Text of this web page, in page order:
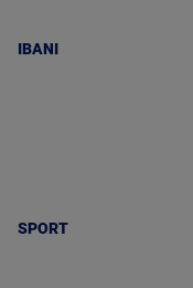
IBANI
SPORT